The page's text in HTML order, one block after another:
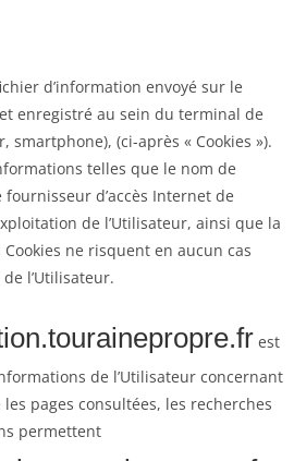
d’information envoyé sur le
enregistré au sein du terminal de
smartphone), (ci-après « Cookies »).
telles que le nom de
d’accès Internet de
de l’Utilisateur, ainsi que la
Cookies ne risquent en aucun cas
l’Utilisateur.
est
de l’Utilisateur concernant
pages consultées, les recherches
permettent